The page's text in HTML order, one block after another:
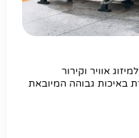
אוויר וקירור
באיכות גבוהה המיובאת